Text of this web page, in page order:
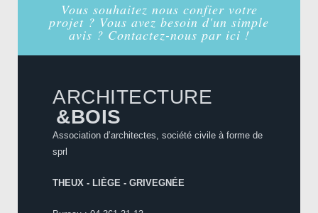
Vous souhaitez nous confier votre
projet ? Vous avez besoin d'un simple
avis ? Contactez-nous par ici !
ARCHITECTURE
&BOIS
Association d’architectes, société civile à forme de
sprl
THEUX - LIÈGE - GRIVEGNÉE